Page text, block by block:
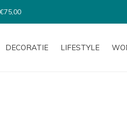
DECORATIE LIFESTYLE